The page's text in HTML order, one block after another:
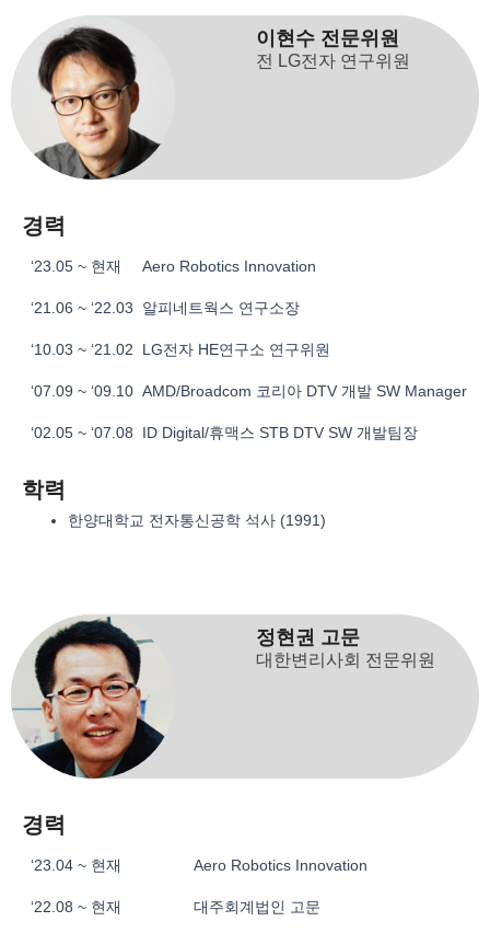
이현수 전문위원
전 LG전자 연구위원
경력
‘23.05 ~ 현재 Aero Robotics Innovation
‘21.06 ~ ‘22.03 알피네트웍스 연구소장
‘10.03 ~ ‘21.02 LG전자 HE연구소 연구위원
‘07.09 ~ ‘09.10 AMD/Broadcom 코리아 DTV 개발 SW Manager
‘02.05 ~ ‘07.08 ID Digital/휴맥스 STB DTV SW 개발팀장
학력
한양대학교 전자통신공학 석사 (1991)
정현권 고문
대한변리사회 전문위원
경력
‘23.04 ~ 현재 Aero Robotics Innovation
‘22.08 ~ 현재 대주회계법인 고문